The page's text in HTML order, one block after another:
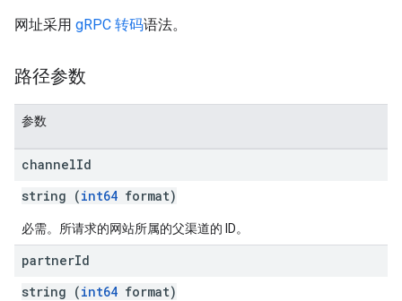
网址采用 gRPC 转码语法。
路径参数
参数
channelId
string (int64 format)
必需。所请求的网站所属的父渠道的 ID。
partnerId
string (int64 format)